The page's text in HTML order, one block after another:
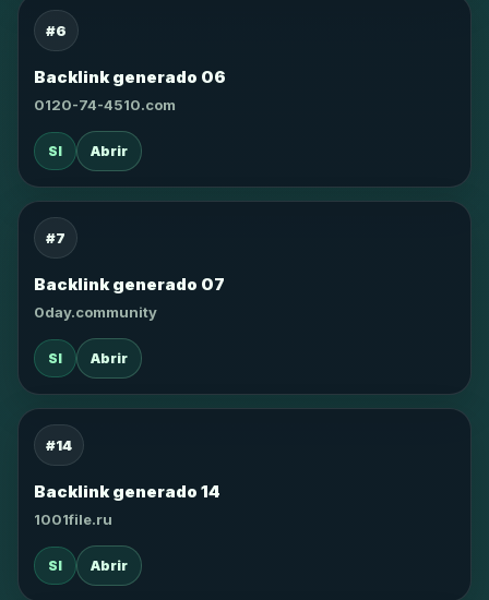
#6
Backlink generado 06
0120-74-4510.com
SI Abrir
#7
Backlink generado 07
0day.community
SI Abrir
#14
Backlink generado 14
1001file.ru
SI Abrir